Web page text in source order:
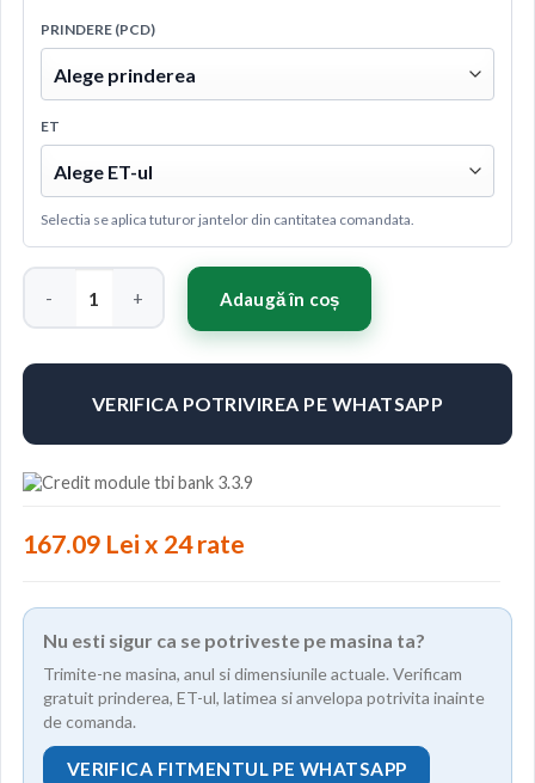
PRINDERE (PCD)
ET
Selectia se aplica tuturor jantelor din cantitatea comandata.
Cantitate Concaver CVR6 19x10 ET20-51 BLANK Double
Adaugă în coș
VERIFICA POTRIVIREA PE WHATSAPP
167.09 Lei x 24 rate
Nu esti sigur ca se potriveste pe masina ta?
Trimite-ne masina, anul si dimensiunile actuale. Verificam
gratuit prinderea, ET-ul, latimea si anvelopa potrivita inainte
de comanda.
VERIFICA FITMENTUL PE WHATSAPP